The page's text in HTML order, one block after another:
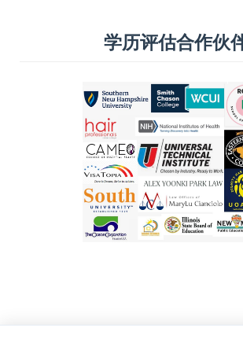
学历评估合作伙